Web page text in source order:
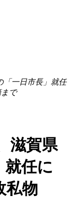
「一日市長」就任
で
滋賀県
就任に
私物